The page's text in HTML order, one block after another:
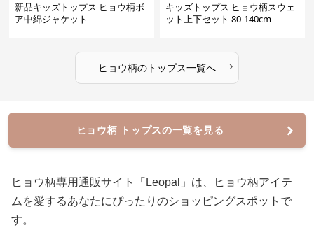
新品キッズトップス ヒョウ柄ボ
ア中綿ジャケット
キッズトップス ヒョウ柄スウェ
ット上下セット 80-140cm
ヒョウ柄のトップス一覧へ ›
ヒョウ柄 トップスの一覧を見る
ヒョウ柄専用通販サイト「Leopal」は、ヒョウ柄アイテ
ムを愛するあなたにぴったりのショッピングスポットで
す。